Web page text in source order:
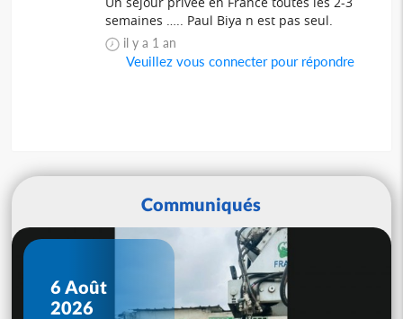
semaines ….. Paul Biya n est pas seul.
il y a 1 an
Veuillez vous connecter pour répondre
Communiqués
6 Août
2026